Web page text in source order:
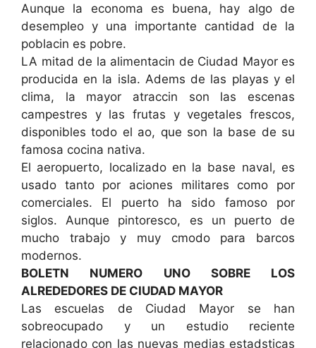
Aunque la economa es buena, hay algo de
desempleo y una importante cantidad de la
poblacin es pobre.
LA mitad de la alimentacin de Ciudad Mayor es
producida en la isla. Adems de las playas y el
clima, la mayor atraccin son las escenas
campestres y las frutas y vegetales frescos,
disponibles todo el ao, que son la base de su
famosa cocina nativa.
El aeropuerto, localizado en la base naval, es
usado tanto por aciones militares como por
comerciales. El puerto ha sido famoso por
siglos. Aunque pintoresco, es un puerto de
mucho trabajo y muy cmodo para barcos
modernos.
BOLETN NUMERO UNO SOBRE LOS
ALREDEDORES DE CIUDAD MAYOR
Las escuelas de Ciudad Mayor se han
sobreocupado y un estudio reciente
relacionado con las nuevas medias estadsticas